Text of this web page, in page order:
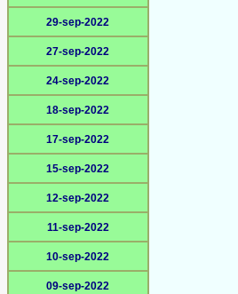
29-sep-2022
27-sep-2022
24-sep-2022
18-sep-2022
17-sep-2022
15-sep-2022
12-sep-2022
11-sep-2022
10-sep-2022
09-sep-2022